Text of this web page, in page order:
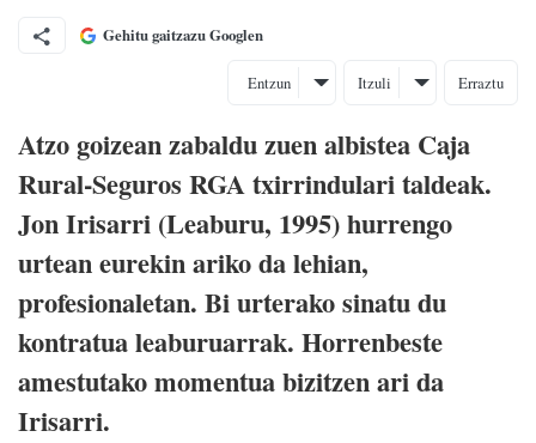
Gehitu gaitzazu Googlen
Entzun Itzuli Erraztu
Atzo goizean zabaldu zuen albistea Caja
Rural-Seguros RGA txirrindulari taldeak.
Jon Irisarri (Leaburu, 1995) hurrengo
urtean eurekin ariko da lehian,
profesionaletan. Bi urterako sinatu du
kontratua leaburuarrak. Horrenbeste
amestutako momentua bizitzen ari da
Irisarri.